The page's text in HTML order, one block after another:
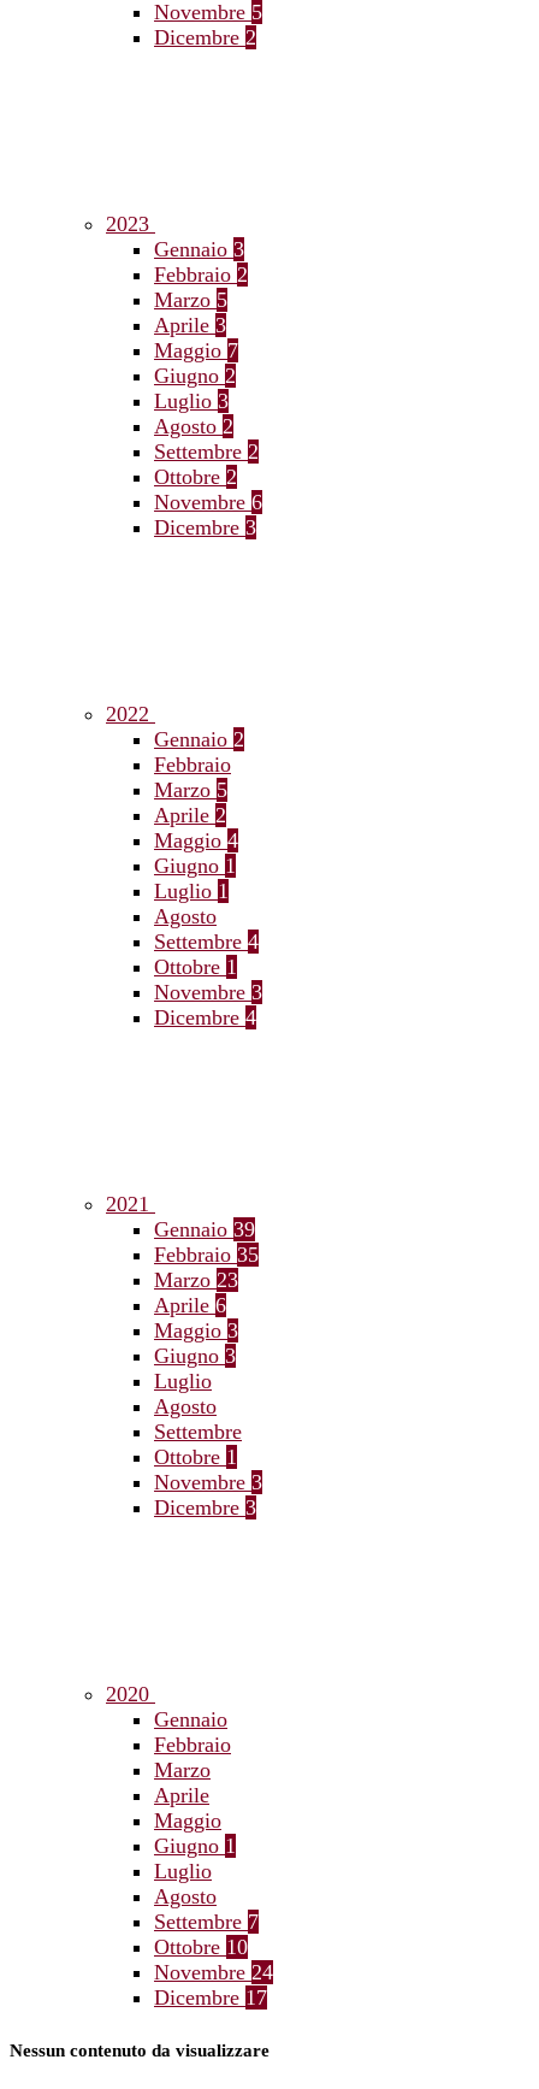
Novembre 5
Dicembre 2
2023
Gennaio 3
Febbraio 2
Marzo 5
Aprile 3
Maggio 7
Giugno 2
Luglio 3
Agosto 2
Settembre 2
Ottobre 2
Novembre 6
Dicembre 3
2022
Gennaio 2
Febbraio
Marzo 5
Aprile 2
Maggio 4
Giugno 1
Luglio 1
Agosto
Settembre 4
Ottobre 1
Novembre 3
Dicembre 4
2021
Gennaio 39
Febbraio 35
Marzo 23
Aprile 6
Maggio 3
Giugno 3
Luglio
Agosto
Settembre
Ottobre 1
Novembre 3
Dicembre 3
2020
Gennaio
Febbraio
Marzo
Aprile
Maggio
Giugno 1
Luglio
Agosto
Settembre 7
Ottobre 10
Novembre 24
Dicembre 17
Nessun contenuto da visualizzare